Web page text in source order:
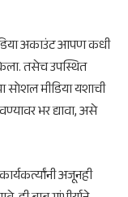
अकाउंट आपण कधी
तसेच उपस्थित
सोशल मीडिया यशाची
भर द्यावा, असे
अजूनही